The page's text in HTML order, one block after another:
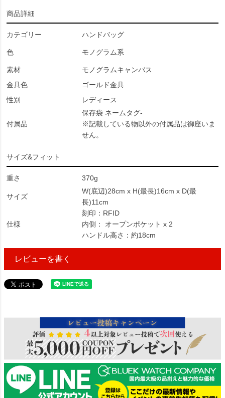
商品詳細
カテゴリー ハンドバッグ
色 モノグラム系
素材
モノグラムキャンバス
金具色
ゴールド金具
性別
レディース
付属品
保存袋 ネームタグ-
※記載している物以外の付属品は御座いま
せん。
サイズ&フィット
重さ 370g
サイズ
W(底辺)28cm x H(最長)16cm x D(最
長)11cm
仕様
刻印：RFID
内側： オープンポケット x 2
ハンドル高さ：約18cm
レビューを書く